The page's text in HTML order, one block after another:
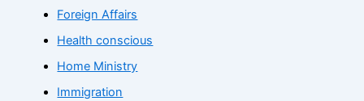
Foreign Affairs
Health conscious
Home Ministry
Immigration